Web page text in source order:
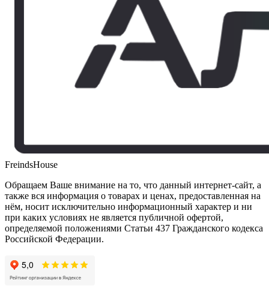
FreindsHouse
Обращаем Ваше внимание на то, что данный интернет-сайт, а
также вся информация о товарах и ценах, предоставленная на
нём, носит исключительно информационный характер и ни
при каких условиях не является публичной офертой,
определяемой положениями Статьи 437 Гражданского кодекса
Российской Федерации.